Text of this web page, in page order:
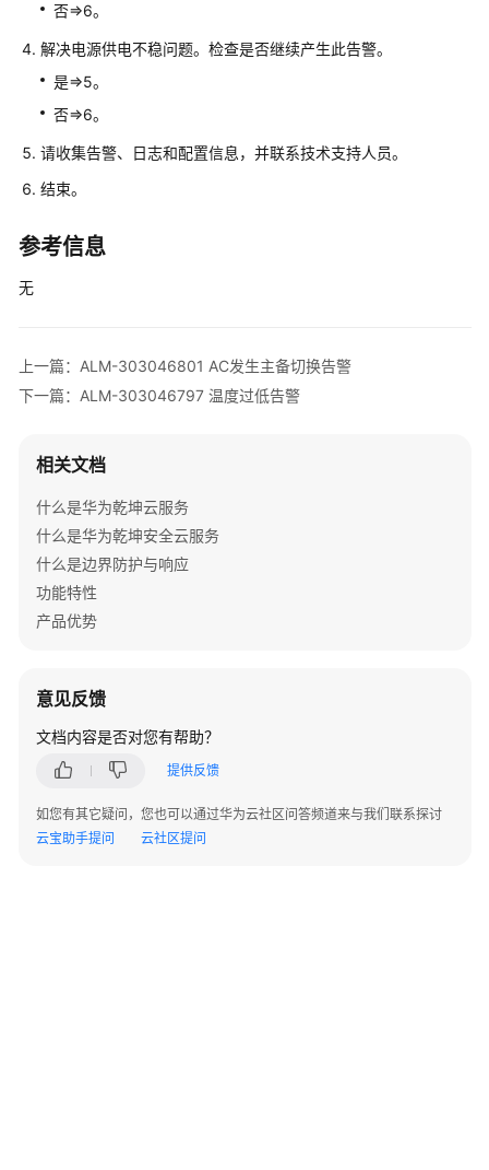
设
备
警
处
理
本
警
本
告
警
V200
本
备
告
告
警
否=>6。
解决电源供电不稳问题。检查是否继续产生此告警。
是=>5。
否=>6。
请收集告警、日志和配置信息，并联系技术支持人员。
结束。
参考信息
无
上一篇：ALM-303046801 AC发生主备切换告警
下一篇：ALM-303046797 温度过低告警
相关文档
什么是华为乾坤云服务
什么是华为乾坤安全云服务
什么是边界防护与响应
功能特性
产品优势
意见反馈
文档内容是否对您有帮助？
提供反馈
如您有其它疑问，您也可以通过华为云社区问答频道来与我们联系探讨
云宝助手提问
云社区提问